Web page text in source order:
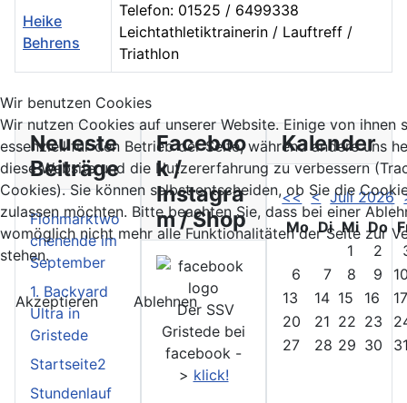
Heike
Behrens
Telefon: 01525 / 6499338
Leichtathletiktrainerin / Lauftreff /
Triathlon
Neueste
Beiträge
Flohmarktwo
chenende im
September
1. Backyard
Ultra in
Gristede
Startseite2
Stundenlauf
Faceboo
k /
Instagra
m / Shop
Der SSV
Gristede bei
facebook -
> klick!
Kalender
<< < Juli 2026
MoDiMi Do
1
2
6
7 8 9
13
14 15 16
20
21 22 23
27
28 29 30
Wir benutzen Cookies
Wir nutzen Cookies auf unserer Website. Einige von ihnen
essenziell für den Betrieb der Seite, während andere uns
diese Website und die Nutzererfahrung zu verbessern
Cookies). Sie können selbst entscheiden, ob Sie die
zulassen möchten. Bitte beachten Sie, dass bei einer
womöglich nicht mehr alle Funktionalitäten der Seite zur
stehen.
Akzeptieren Ablehnen